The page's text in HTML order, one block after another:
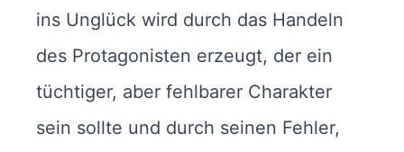
ins Unglück wird durch das Handeln
des Protagonisten erzeugt, der ein
tüchtiger, aber fehlbarer Charakter
sein sollte und durch seinen Fehler,